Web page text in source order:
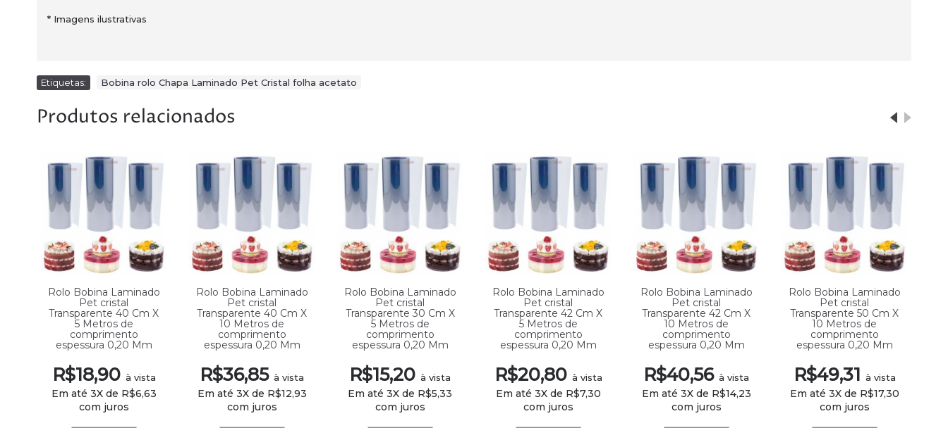
* Imagens ilustrativas
Etiquetas: Bobina rolo Chapa Laminado Pet Cristal folha acetato
Produtos relacionados
Rolo Bobina Laminado
Pet cristal
Transparente 40 Cm X
5 Metros de
comprimento
espessura 0,20 Mm
R$18,90 à vista
Em até 3X de R$6,63
com juros
Rolo Bobina Laminado
Pet cristal
Transparente 40 Cm X
10 Metros de
comprimento
espessura 0,20 Mm
R$36,85 à vista
Em até 3X de R$12,93
com juros
Rolo Bobina Laminado
Pet cristal
Transparente 30 Cm X
5 Metros de
comprimento
espessura 0,20 Mm
R$15,20 à vista
Em até 3X de R$5,33
com juros
Rolo Bobina Laminado
Pet cristal
Transparente 42 Cm X
5 Metros de
comprimento
espessura 0,20 Mm
R$20,80 à vista
Em até 3X de R$7,30
com juros
Rolo Bobina Laminado
Pet cristal
Transparente 42 Cm X
10 Metros de
comprimento
espessura 0,20 Mm
R$40,56 à vista
Em até 3X de R$14,23
com juros
Rolo Bobina Laminado
Pet cristal
Transparente 50 Cm X
10 Metros de
comprimento
espessura 0,20 Mm
R$49,31 à vista
Em até 3X de R$17,30
com juros